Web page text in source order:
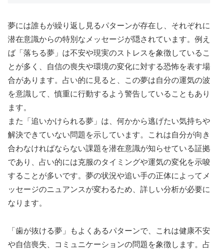
夢には誰もが繰り返し見るパターンが存在し、それぞれに
潜在意識からの特別なメッセージが隠されています。例え
ば「落ちる夢」は不安や現実のストレスを象徴しているこ
とが多く、自信の喪失や環境の変化に対する恐怖を表す場
合があります。占い的に見ると、この夢は自分の運気の波
を意識して、慎重に行動するよう警告していることもあり
ます。
また「追いかけられる夢」は、何かから逃げたい気持ちや
解決できていない問題を示しています。これは自分が向き
合わなければならない課題を潜在意識が知らせている証拠
であり、占い的には克服のタイミングや運気の変化を示唆
することが多いです。夢の状況や追い手の正体によってメ
ッセージのニュアンスが変わるため、詳しい分析が必要に
なります。
「歯が抜ける夢」もよくあるパターンで、これは健康不安
や自信喪失、コミュニケーションの問題を象徴します。占